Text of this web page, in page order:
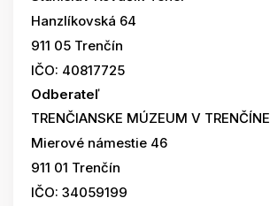
Hanzlíkovská 64
911 05 Trenčín
IČO: 40817725
Odberateľ
TRENČIANSKE MÚZEUM V TRENČÍNE
Mierové námestie 46
911 01 Trenčín
IČO: 34059199